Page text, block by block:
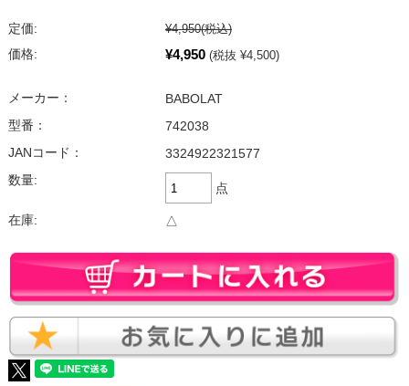
定価: ¥4,950(税込)
価格:
¥4,950 (税抜 ¥4,500)
メーカー：
BABOLAT
型番：
742038
JANコード：
3324922321577
数量:
点
在庫: △